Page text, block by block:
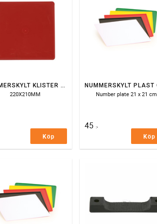
NUMMERSKYLT KLISTER RÖD
220X210MM
Köp
Number plate 21 x 21 cm
45 :-
Köp